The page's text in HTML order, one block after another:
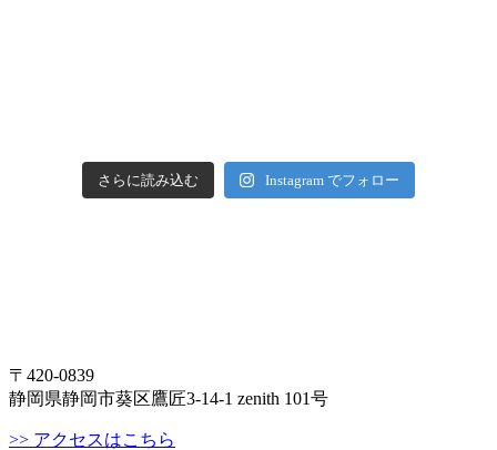
さらに読み込む Instagram でフォロー
〒420-0839
静岡県静岡市葵区鷹匠3-14-1 zenith 101号
>> アクセスはこちら